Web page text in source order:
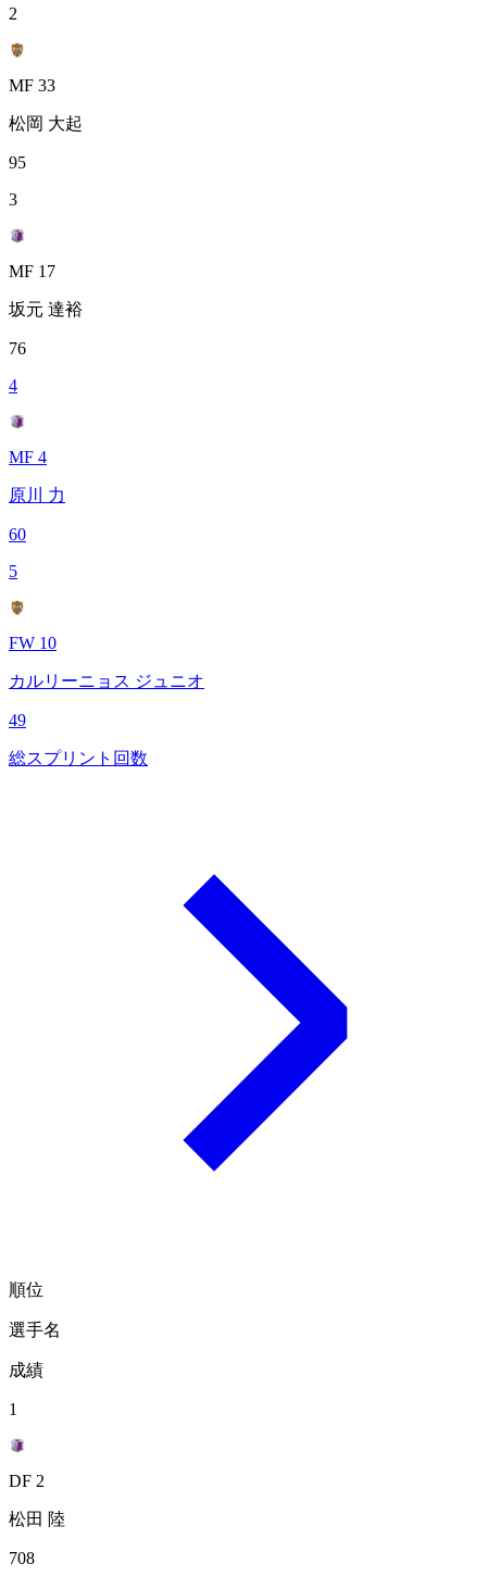
2
MF 33
松岡 大起
95
3
MF 17
坂元 達裕
76
4
MF 4
原川 力
60
5
FW 10
カルリーニョス ジュニオ
49
総スプリント回数
順位
選手名
成績
1
DF 2
松田 陸
708